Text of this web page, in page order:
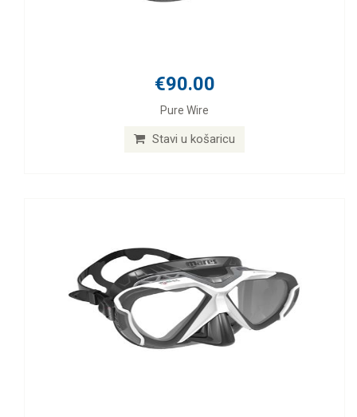
€90.00
Pure Wire
Stavi u košaricu